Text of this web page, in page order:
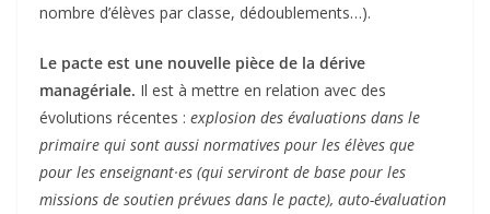
nombre d’élèves par classe, dédoublements…).
Le pacte est une nouvelle pièce de la dérive
managériale. Il est à mettre en relation avec des
évolutions récentes : explosion des évaluations dans le
primaire qui sont aussi normatives pour les élèves que
pour les enseignant·es (qui serviront de base pour les
missions de soutien prévues dans le pacte), auto-évaluation